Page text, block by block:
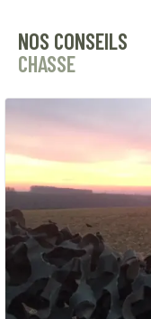
NOS CONSEILS
CHASSE